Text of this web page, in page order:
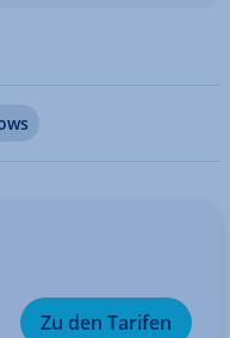
Zu den Tarifen